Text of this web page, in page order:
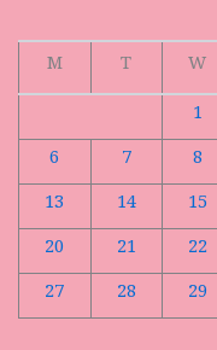
M
T W
1
6
7 8
13
14 15
20
21 22
27
28 29